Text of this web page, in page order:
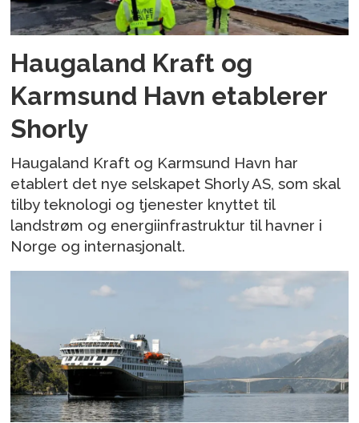
Haugaland Kraft og
Karmsund Havn etablerer
Shorly
Haugaland Kraft og Karmsund Havn har
etablert det nye selskapet Shorly AS, som skal
tilby teknologi og tjenester knyttet til
landstrøm og energiinfrastruktur til havner i
Norge og internasjonalt.